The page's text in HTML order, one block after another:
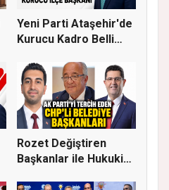
Yeni Parti Ataşehir'de
Kurucu Kadro Belli
Rozet Değiştiren
Başkanlar ile Hukuki